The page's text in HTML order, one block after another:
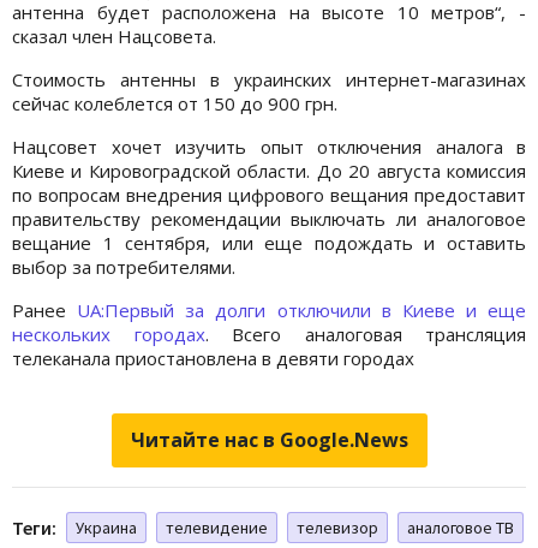
антенна будет расположена на высоте 10 метров“, -
сказал член Нацсовета.
Стоимость антенны в украинских интернет-магазинах
сейчас колеблется от 150 до 900 грн.
Нацсовет хочет изучить опыт отключения аналога в
Киеве и Кировоградской области. До 20 августа комиссия
по вопросам внедрения цифрового вещания предоставит
правительству рекомендации выключать ли аналоговое
вещание 1 сентября, или еще подождать и оставить
выбор за потребителями.
Ранее UA:Первый за долги отключили в Киеве и еще
нескольких городах. Всего аналоговая трансляция
телеканала приостановлена в девяти городах
Читайте нас в Google.News
Теги: Украина телевидение телевизор
аналоговое ТВ